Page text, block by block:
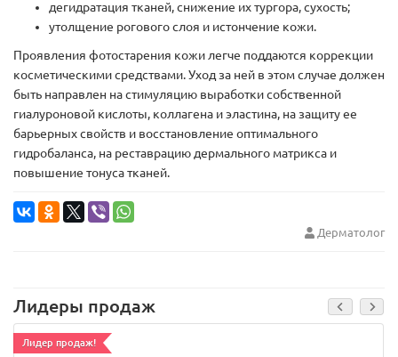
дегидратация тканей, снижение их тургора, сухость;
утолщение рогового слоя и истончение кожи.
Проявления фотостарения кожи легче поддаются коррекции
косметическими средствами. Уход за ней в этом случае должен
быть направлен на стимуляцию выработки собственной
гиалуроновой кислоты, коллагена и эластина, на защиту ее
барьерных свойств и восстановление оптимального
гидробаланса, на реставрацию дермального матрикса и
повышение тонуса тканей.
Дерматолог
Лидеры продаж
Лидер продаж!